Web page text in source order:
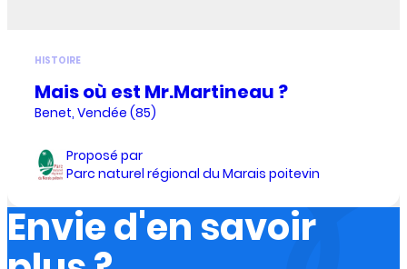
HISTOIRE
Mais où est Mr.Martineau ?
Benet, Vendée (85)
Proposé par
Parc naturel régional du Marais poitevin
Envie d'en savoir